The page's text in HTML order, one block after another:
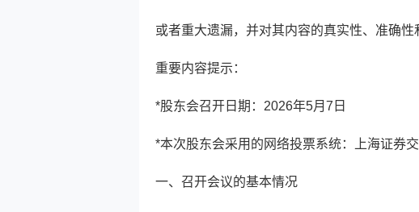
或者重大遗漏，并对其内容的真实性、准确性
重要内容提示：
*股东会召开日期：2026年5月7日
*本次股东会采用的网络投票系统：上海证券
一、召开会议的基本情况